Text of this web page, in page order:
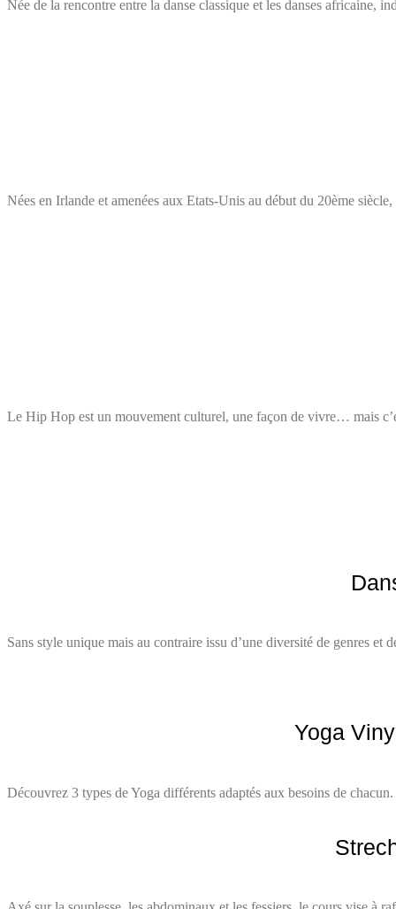
Née de la rencontre entre la danse classique et les danses africaine,
Nées en Irlande et amenées aux Etats-Unis au début du 20ème
Le Hip Hop est un mouvement culturel, une façon de vivre… mais
Sans style unique mais au contraire issu d’une diversité de genres
Yoga
Découvrez 3 types de Yoga différents adaptés aux besoins de chacun.